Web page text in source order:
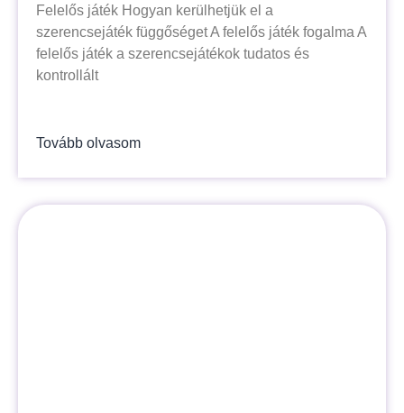
Felelős játék Hogyan kerülhetjük el a
szerencsejáték függőséget A felelős játék fogalma A
felelős játék a szerencsejátékok tudatos és
kontrollált
Tovább olvasom